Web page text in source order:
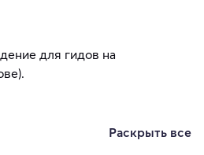
для гидов на
Раскрыть все